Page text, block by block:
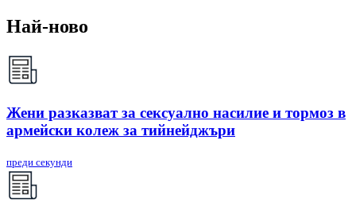
Най-ново
Жени разказват за сексуално насилие и тормоз в
армейски колеж за тийнейджъри
преди секунди